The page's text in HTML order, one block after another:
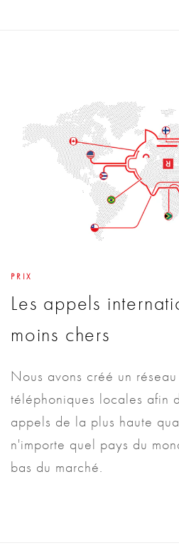
PRIX
Les appels
moins chers
Nous avons créé un
téléphoniques locales afin
appels de la plus haute
n'importe quel pays du
bas du marché.